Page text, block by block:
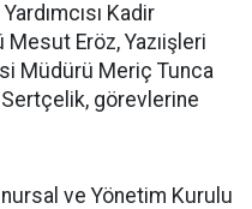
Kadir
Mesut Eröz, Yazıişleri
Müdürü Meriç Tunca
görevlerine
ve Yönetim Kurulu